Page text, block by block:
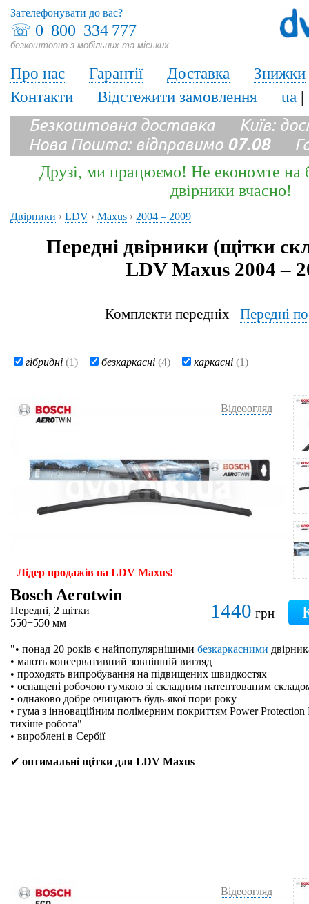
☏ 0 800 334 777
безкоштовно з мобільних та міських
Зателефонувати до вас?
Про нас Гарантії Доставка
Знижки
Контакти
Відстежити замовлення ua |
Безкоштовна доставка Київ:
Нова Пошта: відправимо 07.08
Друзі, ми працюємо! Не економте на
двірники вчасно!
Двірники › LDV › Maxus › 2004 – 2009
Передні двірники (щітки
LDV Maxus 2004 –
Комплекти передніх Передні
гібридні (1) безкаркасні (4) каркасні (1)
Відеоогляд
Лідер продажів на LDV Maxus!
Bosch Aerotwin
Передні, 2 щітки
550+550 мм
1440 грн
"• понад 20 років є найпопулярнішими безкаркасними
• мають консервативний зовнішній вигляд
• проходять випробування на підвищених швидкостях
• оснащені робочою гумкою зі складним патентованим
• однаково добре очищають будь-якої пори року
• гума з інноваційним полімерним покриттям Power
тихіше робота"
• вироблені в Сербії
✔ оптимальні щітки для LDV Maxus
Відеоогляд